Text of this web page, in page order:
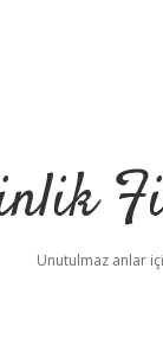
Unutulmaz anlar